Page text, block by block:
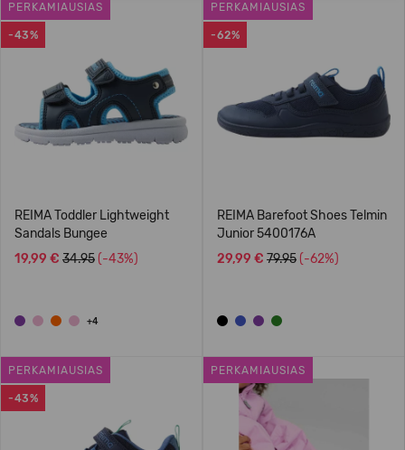
-43%
PERKAMIAUSIAS
REIMA Toddler Lightweight
Sandals Bungee
19,99 € 34.95 (-43%)
+4
-62%
PERKAMIAUSIAS
REIMA Barefoot Shoes Telmin
Junior 5400176A
29,99 € 79.95 (-62%)
-43%
PERKAMIAUSIAS PERKAMIAUSIAS